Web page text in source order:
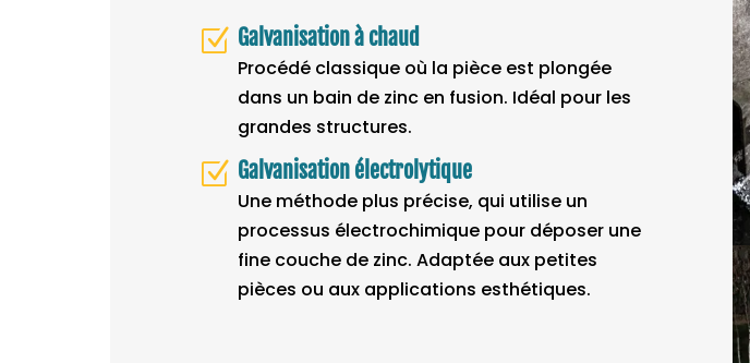
Z Galvanisation à chaud
Procédé classique où la pièce est plongée
dans un bain de zinc en fusion. Idéal pour les
grandes structures.
Z Galvanisation électrolytique
Une méthode plus précise, qui utilise un
processus électrochimique pour déposer une
fine couche de zinc. Adaptée aux petites
pièces ou aux applications esthétiques.